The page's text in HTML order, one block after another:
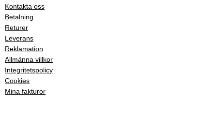
Kontakta oss
Betalning
Returer
Leverans
Reklamation
Allmänna villkor
Integritetspolicy
Cookies
Mina fakturor